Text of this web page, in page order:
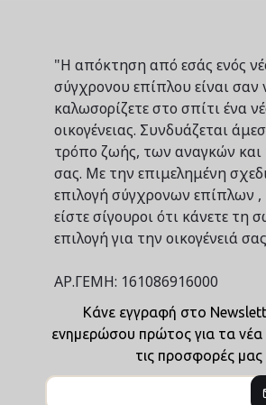
"Η απόκτηση από εσάς ενός
σύγχρονου επίπλου είναι σαν
καλωσορίζετε στο σπίτι ένα
οικογένειας. Συνδυάζεται
τρόπο ζωής, των αναγκών
σας. Με την επιμελημένη
επιλογή σύγχρονων επίπλων ,
είστε σίγουροι ότι κάνετε τη
επιλογή για την οικογένειά
ΑΡ.ΓΕΜΗ: 161086916000
Κάνε εγγραφή στο
ενημερώσου πρώτος για τα νέα
τις προσφορές μας